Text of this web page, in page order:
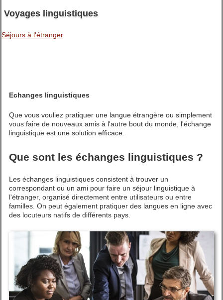
Voyages linguistiques
Séjours à l'étranger
Echanges linguistiques
Que vous vouliez pratiquer une langue étrangère ou simplement
vous faire de nouveaux amis à l'autre bout du monde, l'échange
linguistique est une solution efficace.
Que sont les échanges linguistiques ?
Les échanges linguistiques consistent à trouver un
correspondant ou un ami pour faire un séjour linguistique à
l'étranger, organisé directement entre utilisateurs ou entre
familles. On peut également pratiquer des langues en ligne avec
des locuteurs natifs de différents pays.